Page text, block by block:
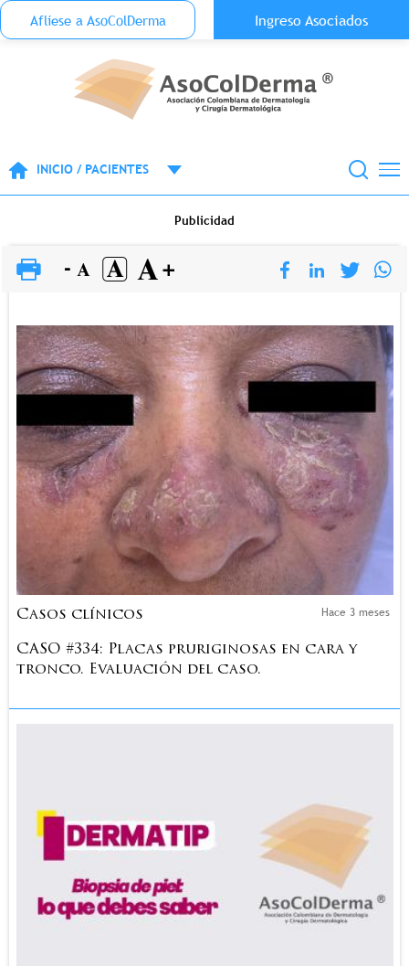
Pasar al contenido principal
Menu Top Anónimo
Aflíese a AsoColDerma Ingreso Asociados
INICIO / PACIENTES
Publicidad
Casos clínicos Hace 3 meses
CASO #334: Placas pruriginosas en cara y
tronco. Evaluación del caso.